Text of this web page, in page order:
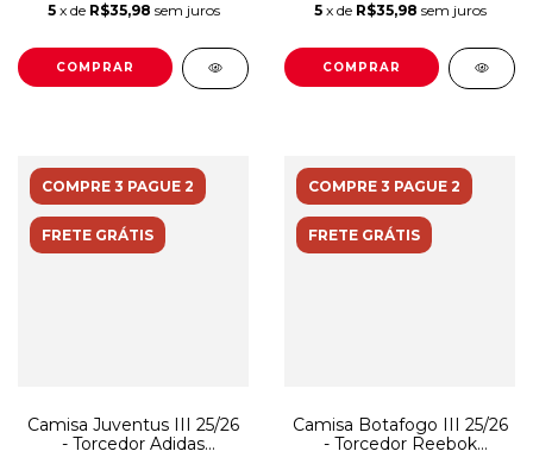
5 x de R$35,98 sem juros
COMPRAR
5 x de R$35,98 sem juros
COMPRAR
COMPRE 3 PAGUE 2
FRETE GRÁTIS
Camisa Juventus III 25/26
- Torcedor Adidas
COMPRE 3 PAGUE 2
FRETE GRÁTIS
Camisa Botafogo III 25/26
- Torcedor Reebok